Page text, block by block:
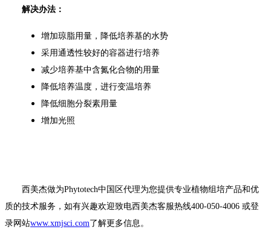
解决办法：
增加琼脂用量，降低培养基的水势
采用通透性较好的容器进行培养
减少培养基中含氮化合物的用量
降低培养温度，进行变温培养
降低细胞分裂素用量
增加光照
西美杰做为Phytotech中国区代理为您提供专业植物组培产品和优
质的技术服务，如有兴趣欢迎致电西美杰客服热线400-050-4006 或登
录网站www.xmjsci.com了解更多信息。